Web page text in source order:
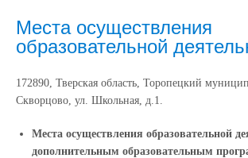
Места осуществления
образовательной
172890, Тверская область, Торопецкий
Скворцово, ул. Школьная, д.1.
Места осуществления образовательной
дополнительным образовательным